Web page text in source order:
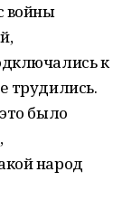
войны
к
трудились.
было
народ